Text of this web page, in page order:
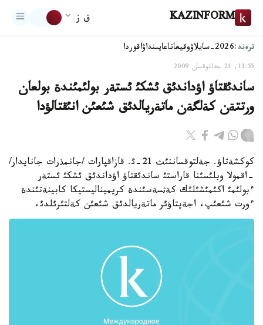
KAZINFORM ق ز
ترەند:2026-سايلاۋ وقيعاتاعايىنداۋاقوردا
11:55, 21 جەلتوقسان 2009
ساندئقتاؤ اؤداندئق ئشكئ ئستةر بولئمئندة بولعان
ورتتةن كةلگةن ماتةريالدئق شئعئن انئقتالؤدا
كوكشةتاؤ. جةلتوقساننئث 21-ئ. قازاقپارات /جانمذرات جانايدار/
-اقمولا وبلئسئنا قاراستئ ساندئقتاؤ اؤداندئق ئشكئ ئستةر
ءبولئمئ اكئمئشئلئك كةثسةسئندة كريميناليستيكا كابينةتئندة
ءورت شئعئپ، اجةپتاؤئر ماتةريالدئق شئعئن كةلتئرئلدئ،